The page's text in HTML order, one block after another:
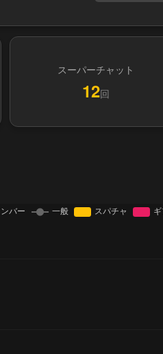
スーパーチャット
12回